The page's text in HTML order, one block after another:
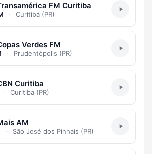
FM Curitiba
· Curitiba (PR)
Verdes FM
· Prudentópolis (PR)
Curitiba
· Curitiba (PR)
AM
· São José dos Pinhais (PR)